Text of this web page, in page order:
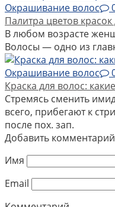
Окрашивание волос
Палитра цветов красок
В любом возрасте
Волосы — одно из
Окрашивание волос
Краска для волос:
Стремясь сменить
всего, прибегают к
после пох. зап.
Добавить комментарий
Имя
Email